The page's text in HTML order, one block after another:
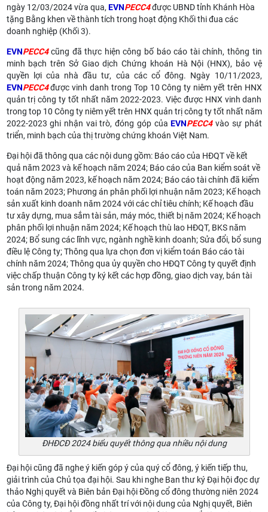
ngày 12/03/2024 vừa qua, EVNPECC4 được UBND tỉnh Khánh Hòa
tặng Bằng khen về thành tích trong hoạt động Khối thi đua các
doanh nghiệp (Khối 3).
EVNPECC4cũng đã thực hiện công bố báo cáo tài chính, thông tin
minh bạch trên Sở Giao dịch Chứng khoán Hà Nội (HNX), bảo vệ
quyền lợi của nhà đầu tư, của các cổ đông. Ngày 10/11/2023,
EVNPECC4được vinh danh trong Top 10 Công ty niêm yết trên HNX
quản trị công ty tốt nhất năm 2022-2023. Việc được HNX vinh danh
trong top 10 Công ty niêm yết trên HNX quản trị công ty tốt nhất năm
2022-2023 ghi nhận vai trò, đóng góp củaEVNPECC4vào sự phát
triển, minh bạch của thị trường chứng khoán Việt Nam.
Đại hội đã thông qua các nội dung gồm: Báo cáo của HĐQT về kết
quả năm 2023 và kế hoạch năm 2024; Báo cáo của Ban kiểm soát về
hoạt động năm 2023, kế hoạch năm 2024; Báo cáo tài chính đã kiểm
toán năm 2023; Phương án phân phối lợi nhuận năm 2023; Kế hoạch
sản xuất kinh doanh năm 2024 với các chỉ tiêu chính; Kế hoạch đầu
tư xây dựng, mua sắm tài sản, máy móc, thiết bị năm 2024; Kế hoạch
phân phối lợi nhuận năm 2024; Kế hoạch thù lao HĐQT, BKS năm
2024; Bổ sung các lĩnh vực, ngành nghề kinh doanh; Sửa đổi, bổ sung
điều lệ Công ty; Thông qua lựa chọn đơn vị kiểm toán Báo cáo tài
chính năm 2024; Thông qua ủy quyền cho HĐQT Công ty quyết định
việc chấp thuận Công ty ký kết các hợp đồng, giao dịch vay, bán tài
sản trong năm 2024.
ĐHĐCĐ 2024 biểu quyết thông qua nhiều nội dung
Đại hội cũng đã nghe ý kiến góp ý của quý cổ đông, ý kiến tiếp thu,
giải trình của Chủ tọa đại hội. Sau khi nghe Ban thư ký Đại hội đọc dự
thảo Nghị quyết và Biên bản Đại hội Đồng cổ đông thường niên 2024
của Công ty, Đại hội đồng nhất trí với nội dung của Nghị quyết, Biên